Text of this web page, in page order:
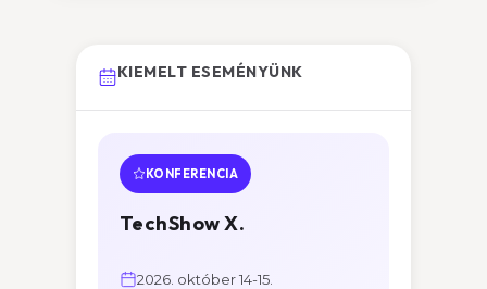
KIEMELT ESEMÉNYÜNK
KONFERENCIA
TechShow X.
2026. október 14-15.